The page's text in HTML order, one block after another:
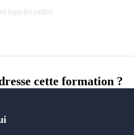
logiciel utilisé
cette formation ?